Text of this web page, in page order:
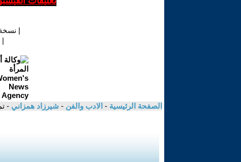
|
|
الصفحة الرئيسية - الادب والفن - شيرزاد همزاني -